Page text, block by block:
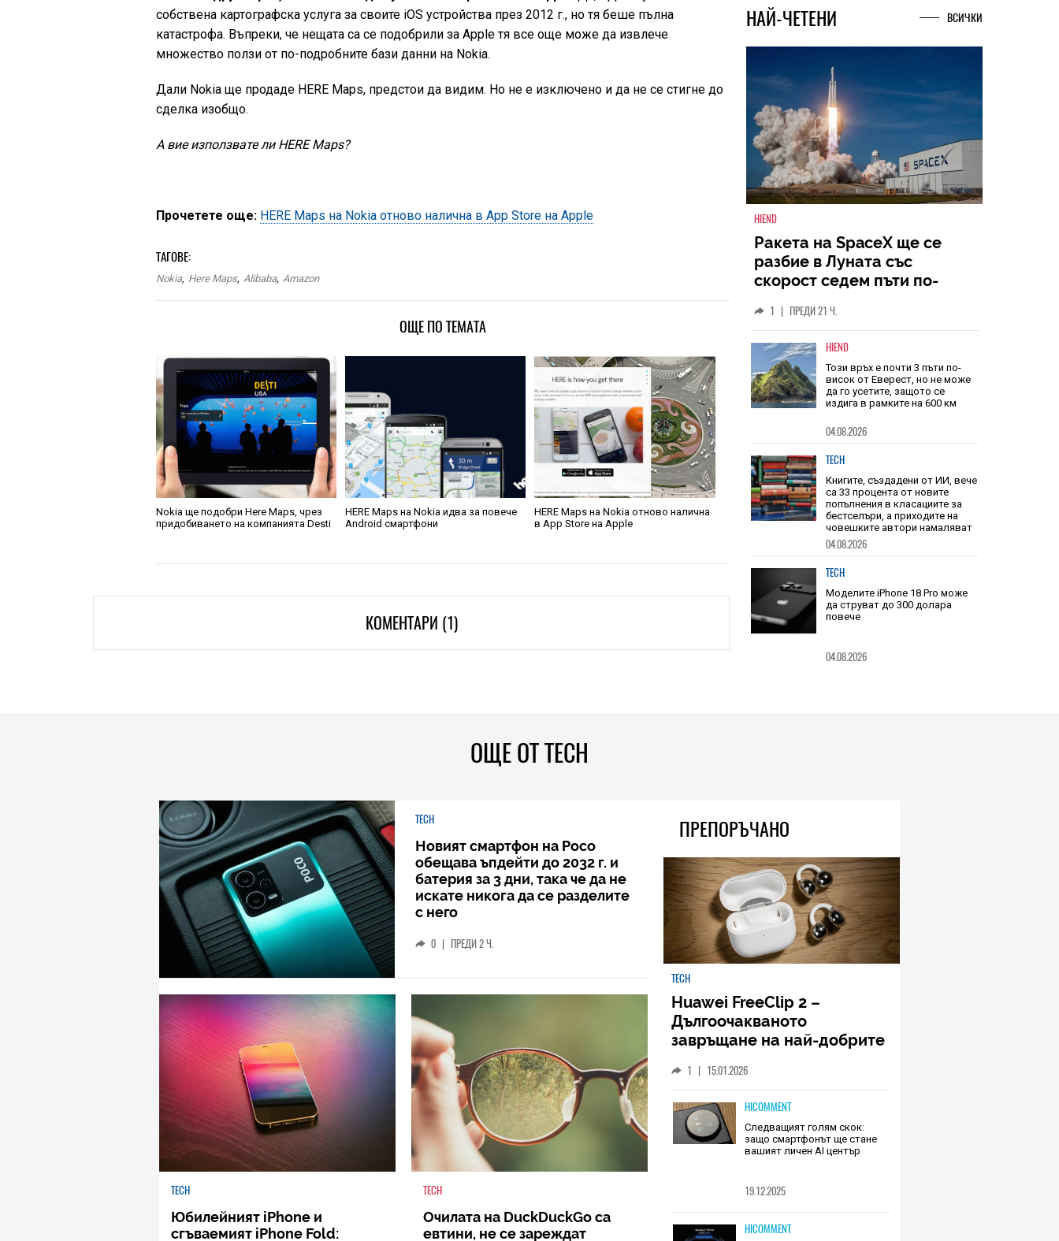
собствена картографска услуга за своите iOS устройства през 2012 г., но тя беше пълна
катастрофа. Въпреки, че нещата са се подобрили за Apple тя все още може да извлече
множество ползи от по-подробните бази данни на Nokia.
Дали Nokia ще продаде HERE Maps, предстои да видим. Но не е изключено и да не се стигне до
сделка изобщо.
А вие използвате ли HERE Maps?
Прочетете още: HERE Maps на Nokia отново налична в App Store на Apple
ТАГОВЕ:
Nokia, Here Maps, Alibaba, Amazon
ОЩЕ ПО ТЕМАТА
Nokia ще подобри Here Maps, чрез
придобиването на компанията Desti
HERE Maps на Nokia идва за повече
Android смартфони
HERE Maps на Nokia отново налична
в App Store на Apple
КОМЕНТАРИ (1)
НАЙ-ЧЕТЕНИ ВСИЧКИ
HIEND
Ракета на SpaceX ще се
разбие в Луната със
скорост седем пъти по-
звука
1 | ПРЕДИ 21 Ч.
HIEND
Този връх е почти 3 пъти по-
висок от Еверест, но не може
да го усетите, защото се
издига в рамките на 600 км
04.08.2026
TECH
Книгите, създадени от ИИ, вече
са 33 процента от новите
попълнения в класациите за
бестселъри, а приходите на
човешките автори намаляват
04.08.2026
TECH
Моделите iPhone 18 Pro може
да струват до 300 долара
повече
04.08.2026
ОЩЕ ОТ TECH
TECH
Новият смартфон на Poco
обещава ъпдейти до 2032 г. и
батерия за 3 дни, така че да не
искате никога да се разделите
с него
0 | ПРЕДИ 2 Ч.
TECH
Юбилейният iPhone и
сгъваемият iPhone Fold:
TECH
Очилата на DuckDuckGo са
евтини, не се зареждат
ПРЕПОРЪЧАНО
TECH
Huawei FreeClip 2 –
Дългоочакваното
завръщане на най-добрите
1 | 15.01.2026
HICOMMENT
Следващият голям скок:
защо смартфонът ще стане
вашият личен AI център
19.12.2025
HICOMMENT